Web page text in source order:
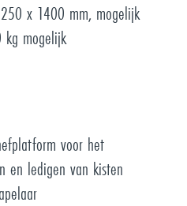
x 1400 mm, mogelijk
mogelijk
voor het
en ledigen van kisten